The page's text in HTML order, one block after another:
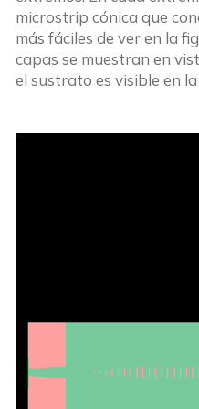
microstrip cónica que
más fáciles de ver en la
capas se muestran en
el sustrato es visible en